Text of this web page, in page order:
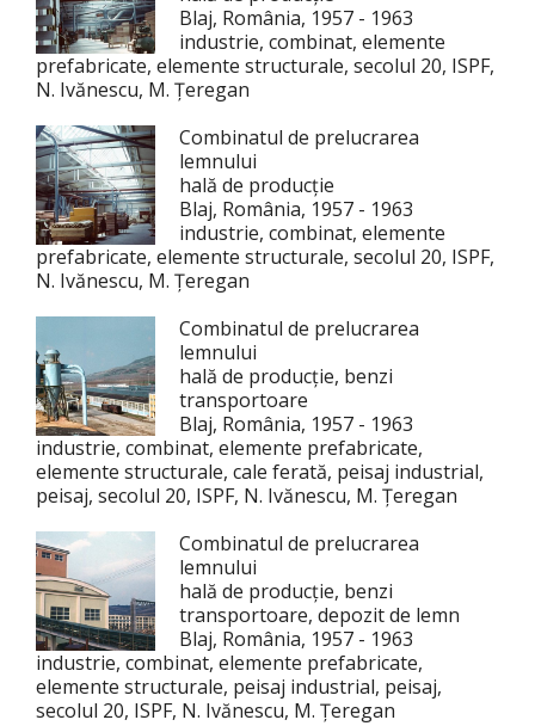
Blaj, România, 1957 - 1963
industrie, combinat, elemente
prefabricate, elemente structurale, secolul 20, ISPF,
N. Ivănescu, M. Țeregan
Combinatul de prelucrarea
lemnului
hală de producție
Blaj, România, 1957 - 1963
industrie, combinat, elemente
prefabricate, elemente structurale, secolul 20, ISPF,
N. Ivănescu, M. Țeregan
Combinatul de prelucrarea
lemnului
hală de producție, benzi
transportoare
Blaj, România, 1957 - 1963
industrie, combinat, elemente prefabricate,
elemente structurale, cale ferată, peisaj industrial,
peisaj, secolul 20, ISPF, N. Ivănescu, M. Țeregan
Combinatul de prelucrarea
lemnului
hală de producție, benzi
transportoare, depozit de lemn
Blaj, România, 1957 - 1963
industrie, combinat, elemente prefabricate,
elemente structurale, peisaj industrial, peisaj,
secolul 20, ISPF, N. Ivănescu, M. Țeregan